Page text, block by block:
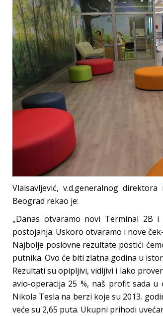
Vlaisavljević, v.d.generalnog
Beograd rekao je:
„Danas otvaramo novi Terminal 2B
postojanja. Uskoro otvaramo i nove
Najbolje poslovne rezultate postići
putnika. Ovo će biti zlatna godina u
Rezultati su opipljivi, vidljivi i lako
avio-operacija 25 %, naš profit sada u
Nikola Tesla na berzi koje su 2013.
veće su 2,65 puta. Ukupni prihodi